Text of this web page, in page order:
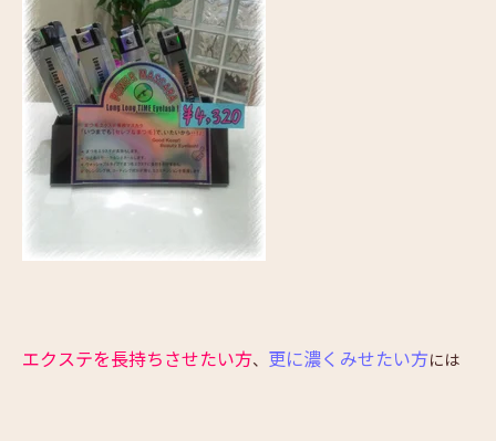
エクステを長持ちさせたい方、 更に濃くみせたい方には